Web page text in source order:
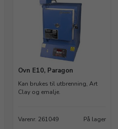
Ovn E10, Paragon
Kan brukes til utbrenning, Art
Clay og emalje.
Varenr. 261049 På lager